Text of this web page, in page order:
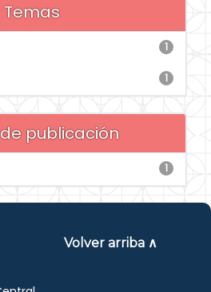
Temas
1
1
publicación
1
Volver arriba ∧